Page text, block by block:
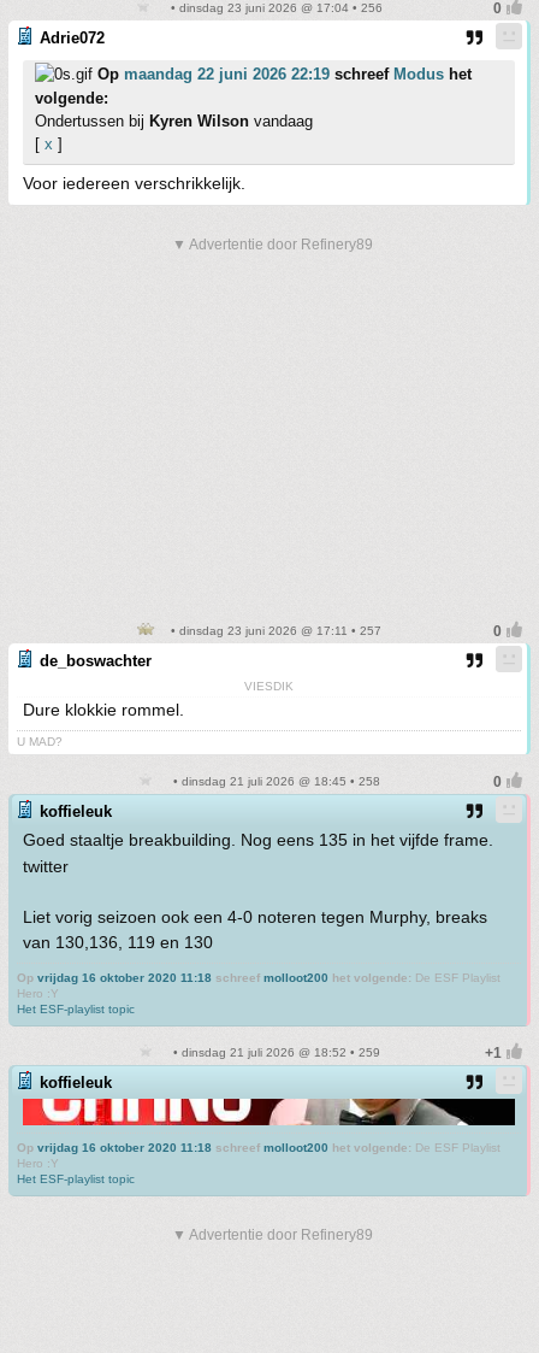
• dinsdag 23 juni 2026 @ 17:04 • 256
Adrie072
Op maandag 22 juni 2026 22:19 schreef Modus het
volgende:
Ondertussen bij Kyren Wilson vandaag
[ x ]
Voor iedereen verschrikkelijk.
▼ Advertentie door Refinery89
• dinsdag 23 juni 2026 @ 17:11 • 257
de_boswachter
VIESDIK
Dure klokkie rommel.
U MAD?
• dinsdag 21 juli 2026 @ 18:45 • 258
koffieleuk
Goed staaltje breakbuilding. Nog eens 135 in het vijfde frame.
twitter
Liet vorig seizoen ook een 4-0 noteren tegen Murphy, breaks
van 130,136, 119 en 130
Op vrijdag 16 oktober 2020 11:18 schreef molloot200 het volgende: De ESF Playlist
Hero :Y
Het ESF-playlist topic
• dinsdag 21 juli 2026 @ 18:52 • 259
koffieleuk
Op vrijdag 16 oktober 2020 11:18 schreef molloot200 het volgende: De ESF Playlist
Hero :Y
Het ESF-playlist topic
▼ Advertentie door Refinery89